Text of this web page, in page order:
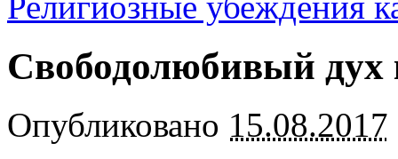
Свободолюбивый дух
Опубликовано 15.08.2017